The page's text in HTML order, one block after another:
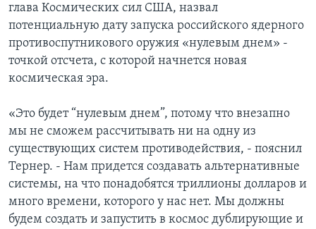
глава Космических сил США, назвал
потенциальную дату запуска российского ядерного
противоспутникового оружия «нулевым днем» -
точкой отсчета, с которой начнется новая
космическая эра.
«Это будет “нулевым днем”, потому что внезапно
мы не сможем рассчитывать ни на одну из
существующих систем противодействия, - пояснил
Тернер. - Нам придется создавать альтернативные
системы, на что понадобятся триллионы долларов и
много времени, которого у нас нет. Мы должны
будем создать и запустить в космос дублирующие и